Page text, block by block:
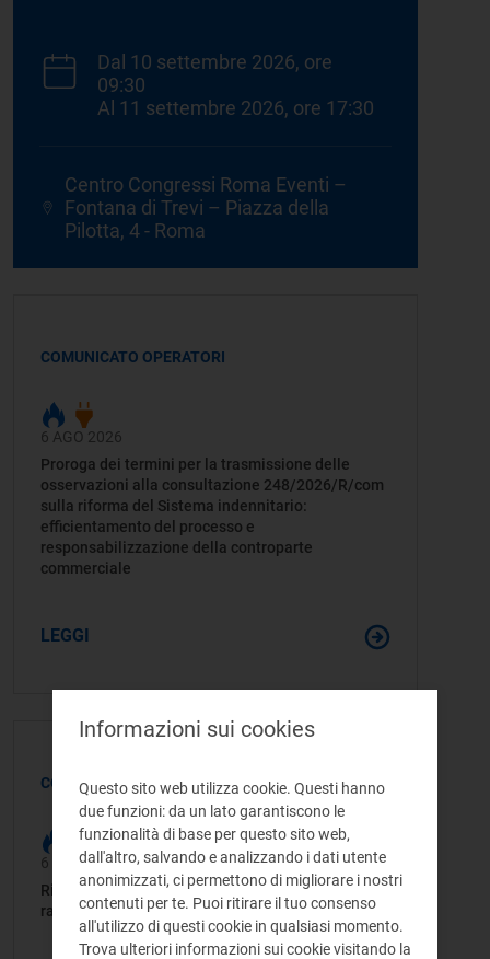
Dal 10 settembre 2026, ore
09:30
Al 11 settembre 2026, ore 17:30
Centro Congressi Roma Eventi –
Fontana di Trevi – Piazza della
Pilotta, 4 - Roma
COMUNICATO OPERATORI
6 AGO 2026
Proroga dei termini per la trasmissione delle
osservazioni alla consultazione 248/2026/R/com
sulla riforma del Sistema indennitario:
efficientamento del processo e
responsabilizzazione della controparte
commerciale
LEGGI
COMUNICATO STAMPA
6 AGO 2026
Rincaro dei prezzi dell'energia elettrica: ARERA
rafforza l'Unità di Vigilanza
Informazioni sui cookies
Questo sito web utilizza cookie. Questi hanno
due funzioni: da un lato garantiscono le
funzionalità di base per questo sito web,
dall'altro, salvando e analizzando i dati utente
anonimizzati, ci permettono di migliorare i nostri
contenuti per te. Puoi ritirare il tuo consenso
all'utilizzo di questi cookie in qualsiasi momento.
Trova ulteriori informazioni sui cookie visitando la